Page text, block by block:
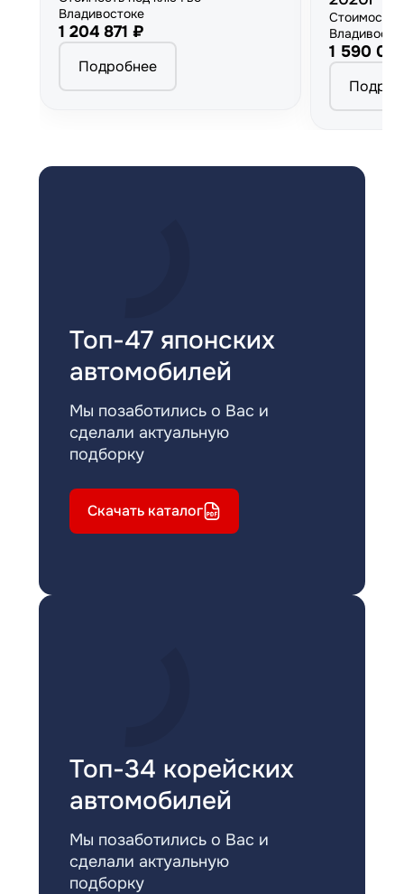
Владивостоке
1 204 871 ₽
Подробнее
Стоимость
1 590
Топ-47 японских
автомобилей
Мы позаботились о Вас и
сделали актуальную
подборку
Скачать каталог
Топ-34 корейских
автомобилей
Мы позаботились о Вас и
сделали актуальную
подборку